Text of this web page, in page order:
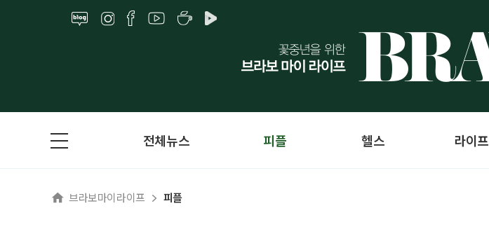
전체뉴스 피플 헬스 라이프
브라보마이라이프 피플